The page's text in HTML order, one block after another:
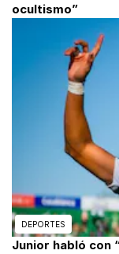
ocultismo”
DEPORTES
Junior habló con